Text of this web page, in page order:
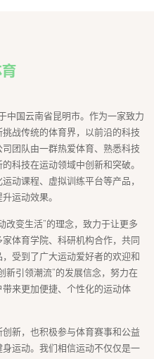
中国云南省昆明市。作为一家致力
战传统的体育界，以前沿的科技
团队由一群热爱体育、熟悉科技
科技在运动领域中创新和突破。
动课程、虚拟训练平台等产品，
运动效果。
改变生活”的理念，致力于让更多
体育学院、科研机构合作，共同
受到了广大运动爱好者的欢迎和
新引领潮流”的发展信念，努力在
来更加便捷、个性化的运动体
新，也积极参与体育赛事和公益
运动。我们相信运动不仅仅是一